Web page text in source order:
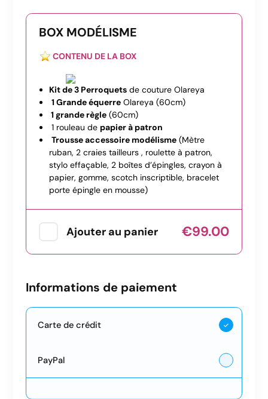
BOX MODÉLISME
CONTENU DE LA BOX
Kit de 3 Perroquets de couture Olareya
1 Grande équerre Olareya (60cm)
1 grande règle (60cm)
1 rouleau de papier à patron
Trousse accessoire modélisme (Mètre
ruban, 2 craies tailleurs , roulette à patron,
stylo effaçable, 2 boîtes d’épingles, crayon à
papier, gomme, scotch inscriptible, bracelet
porte épingle en mousse)
Ajouter au panier €99.00
Informations de paiement
Carte de crédit
PayPal